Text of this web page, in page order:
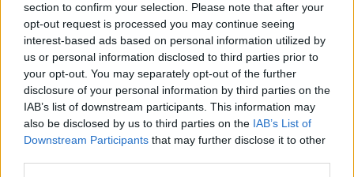
section to confirm your selection. Please note that after your
opt-out request is processed you may continue seeing
interest-based ads based on personal information utilized by
us or personal information disclosed to third parties prior to
your opt-out. You may separately opt-out of the further
disclosure of your personal information by third parties on the
IAB’s list of downstream participants. This information may
also be disclosed by us to third parties on the IAB’s List of
Downstream Participants that may further disclose it to other